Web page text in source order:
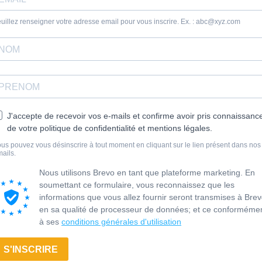
renseigner votre adresse email pour vous inscrire. Ex. : abc@xyz.com
J'accepte de recevoir vos e-mails et confirme avoir pris
de votre politique de confidentialité et mentions légales.
pouvez vous désinscrire à tout moment en cliquant sur le lien présent dans nos
Nous utilisons Brevo en tant que plateforme marketing. En
soumettant ce formulaire, vous reconnaissez que les
informations que vous allez fournir seront transmises à
en sa qualité de processeur de données; et ce
à ses conditions générales d'utilisation
S'INSCRIRE